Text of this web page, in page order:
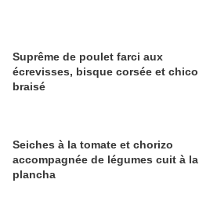
Suprême de poulet farci aux
écrevisses, bisque corsée et
braisé
Seiches à la tomate et chorizo
accompagnée de légumes cuit à la
plancha